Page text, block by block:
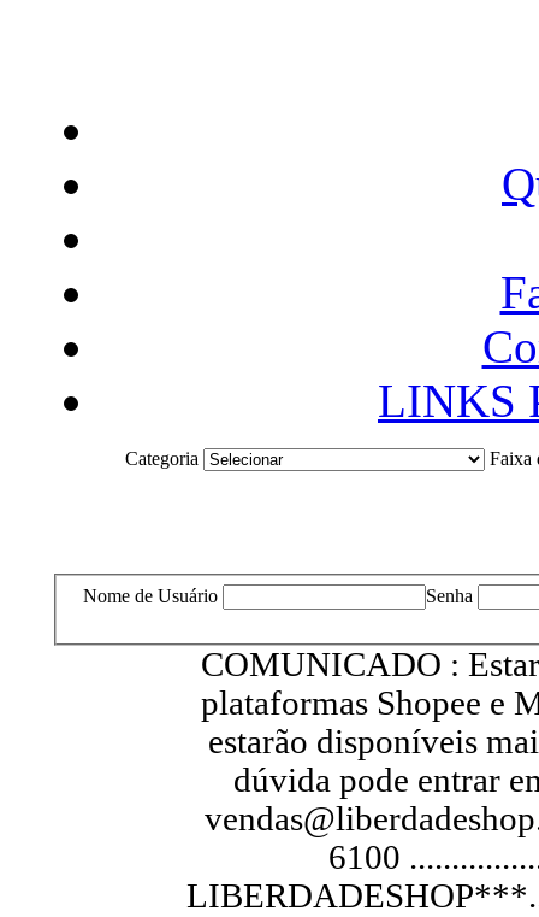
LINKS
Categoria Faixa
Nome de Usuário Senha
COMUNICADO :
plataformas Shopee e
estarão disponíveis
dúvida pode entrar
6100